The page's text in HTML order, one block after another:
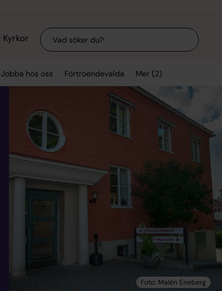
Kyrkor Sök
Jobba hos oss Förtroendevalda Mer (2)